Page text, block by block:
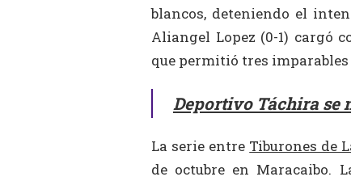
blancos, deteniendo el
Aliangel Lopez (0-1) cargó
que permitió tres
Deportivo Táchira se
La serie entre Tiburones de
de octubre en Maracaibo.